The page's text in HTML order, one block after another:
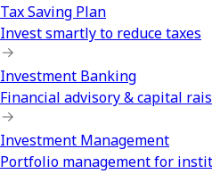
Tax Saving Plan
Invest smartly to reduce taxes
Investment Banking
Financial advisory & capital
Investment Management
Portfolio management for